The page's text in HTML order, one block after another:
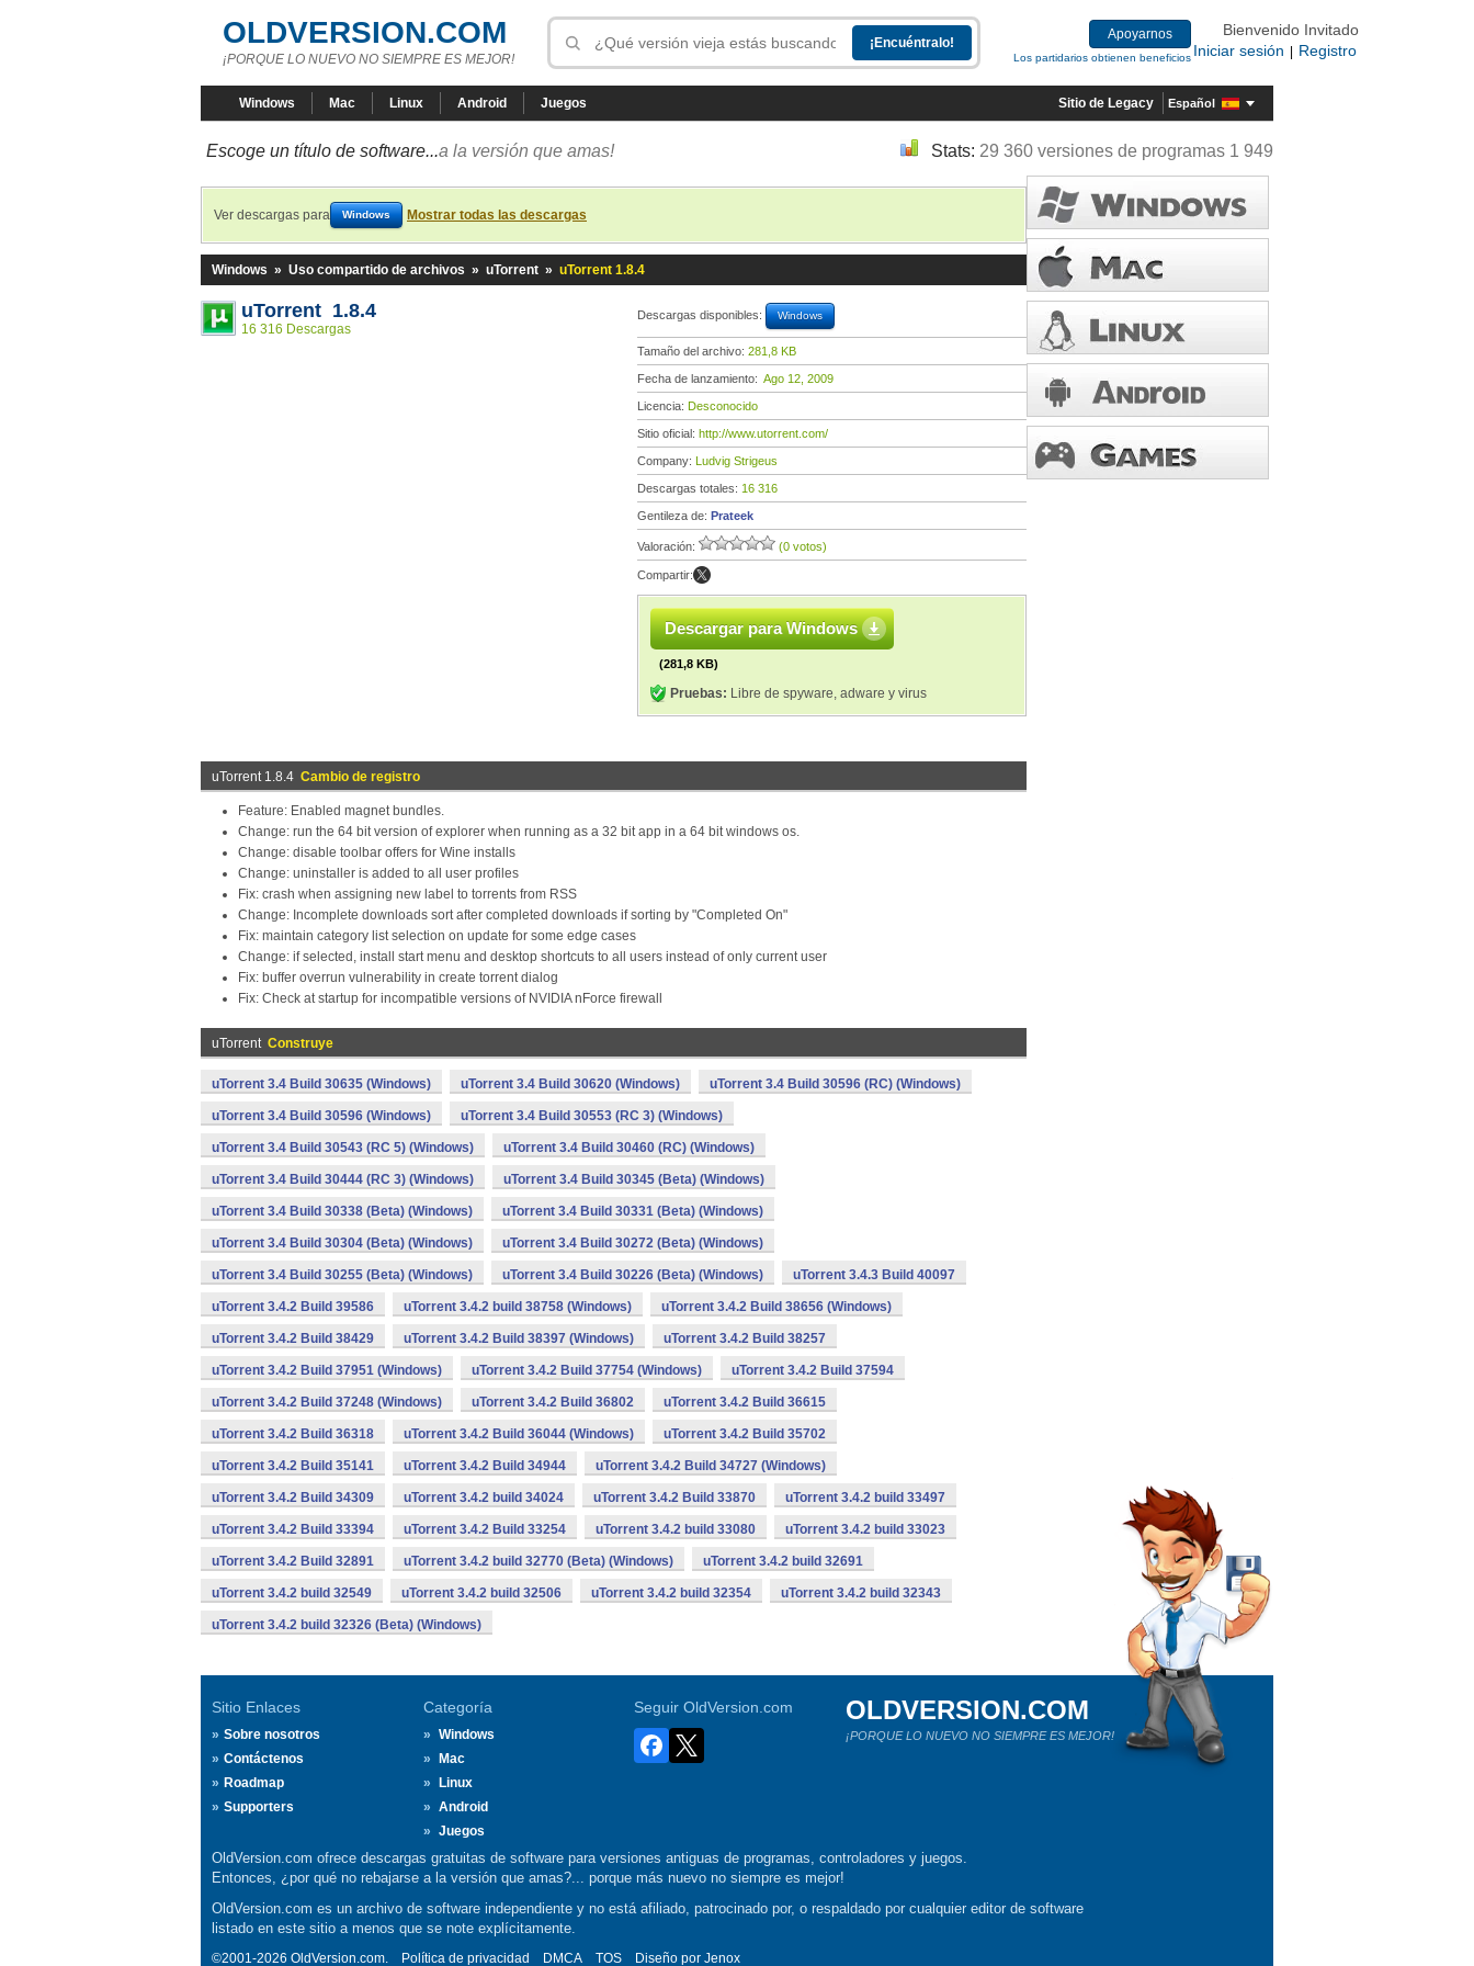
OLDVERSION.COM
¡PORQUE LO NUEVO NO SIEMPRE ES MEJOR!
Apoyarnos
Los partidarios obtienen beneficios
Bienvenido Invitado
Iniciar sesión
Registro
Windows Mac Linux Android Juegos Sitio de Legacy Español
Escoge un título de software...a la versión que amas! Stats: 29 360 versiones de programas 1 949
Ver descargas para Windows Mostrar todas las descargas
Windows » Uso compartido de archivos » uTorrent » uTorrent 1.8.4
uTorrent 1.8.4
16 316 Descargas
Descargas disponibles: Windows
Tamaño del archivo: 281,8 KB
Fecha de lanzamiento: Ago 12, 2009
Licencia: Desconocido
Sitio oficial: http://www.utorrent.com/
Company: Ludvig Strigeus
Descargas totales: 16 316
Gentileza de: Prateek
Valoración: (0 votos)
Compartir:
Descargar para Windows
(281,8 KB)
Pruebas: Libre de spyware, adware y virus
uTorrent 1.8.4 Cambio de registro
Feature: Enabled magnet bundles.
Change: run the 64 bit version of explorer when running as a 32 bit app in a 64 bit windows os.
Change: disable toolbar offers for Wine installs
Change: uninstaller is added to all user profiles
Fix: crash when assigning new label to torrents from RSS
Change: Incomplete downloads sort after completed downloads if sorting by "Completed On"
Fix: maintain category list selection on update for some edge cases
Change: if selected, install start menu and desktop shortcuts to all users instead of only current user
Fix: buffer overrun vulnerability in create torrent dialog
Fix: Check at startup for incompatible versions of NVIDIA nForce firewall
uTorrent Construye
uTorrent 3.4 Build 30635 (Windows) uTorrent 3.4 Build 30620 (Windows) uTorrent 3.4 Build 30596 (RC) (Windows)
uTorrent 3.4 Build 30596 (Windows) uTorrent 3.4 Build 30553 (RC 3) (Windows)
uTorrent 3.4 Build 30543 (RC 5) (Windows) uTorrent 3.4 Build 30460 (RC) (Windows)
uTorrent 3.4 Build 30444 (RC 3) (Windows) uTorrent 3.4 Build 30345 (Beta) (Windows)
uTorrent 3.4 Build 30338 (Beta) (Windows) uTorrent 3.4 Build 30331 (Beta) (Windows)
uTorrent 3.4 Build 30304 (Beta) (Windows) uTorrent 3.4 Build 30272 (Beta) (Windows)
uTorrent 3.4 Build 30255 (Beta) (Windows) uTorrent 3.4 Build 30226 (Beta) (Windows) uTorrent 3.4.3 Build 40097
uTorrent 3.4.2 Build 39586 uTorrent 3.4.2 build 38758 (Windows) uTorrent 3.4.2 Build 38656 (Windows)
uTorrent 3.4.2 Build 38429 uTorrent 3.4.2 Build 38397 (Windows) uTorrent 3.4.2 Build 38257
uTorrent 3.4.2 Build 37951 (Windows) uTorrent 3.4.2 Build 37754 (Windows) uTorrent 3.4.2 Build 37594
uTorrent 3.4.2 Build 37248 (Windows) uTorrent 3.4.2 Build 36802 uTorrent 3.4.2 Build 36615
uTorrent 3.4.2 Build 36318 uTorrent 3.4.2 Build 36044 (Windows) uTorrent 3.4.2 Build 35702
uTorrent 3.4.2 Build 35141 uTorrent 3.4.2 Build 34944 uTorrent 3.4.2 Build 34727 (Windows)
uTorrent 3.4.2 Build 34309 uTorrent 3.4.2 build 34024 uTorrent 3.4.2 Build 33870 uTorrent 3.4.2 build 33497
uTorrent 3.4.2 Build 33394 uTorrent 3.4.2 Build 33254 uTorrent 3.4.2 build 33080 uTorrent 3.4.2 build 33023
uTorrent 3.4.2 Build 32891 uTorrent 3.4.2 build 32770 (Beta) (Windows) uTorrent 3.4.2 build 32691
uTorrent 3.4.2 build 32549 uTorrent 3.4.2 build 32506 uTorrent 3.4.2 build 32354 uTorrent 3.4.2 build 32343
uTorrent 3.4.2 build 32326 (Beta) (Windows)
Sitio Enlaces
Sobre nosotros
Contáctenos
Roadmap
Supporters
Categoría
Windows
Mac
Linux
Android
Juegos
Seguir OldVersion.com OLDVERSION.COM
¡PORQUE LO NUEVO NO SIEMPRE ES MEJOR!
OldVersion.com ofrece descargas gratuitas de software para versiones antiguas de programas, controladores y juegos.
Entonces, ¿por qué no rebajarse a la versión que amas?... porque más nuevo no siempre es mejor!
OldVersion.com es un archivo de software independiente y no está afiliado, patrocinado por, o respaldado por cualquier editor de software
listado en este sitio a menos que se note explícitamente.
©2001-2026 OldVersion.com. Política de privacidad DMCA TOS Diseño por Jenox